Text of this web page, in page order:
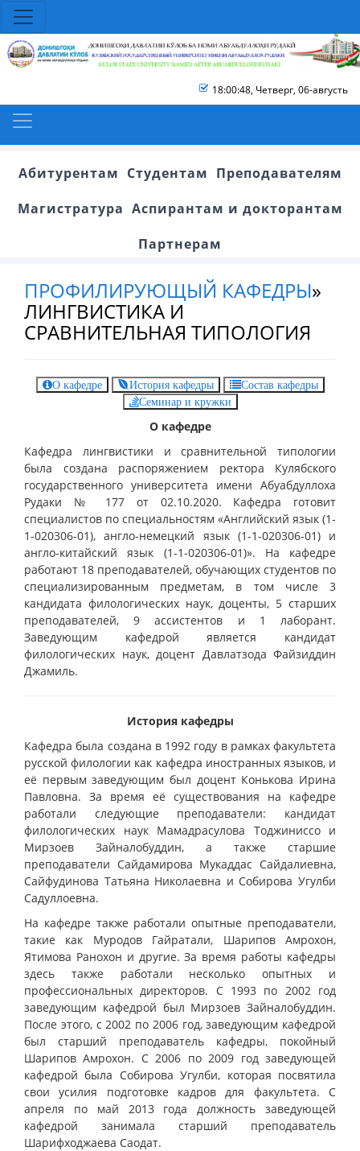
18:00:49, Четверг, 06-августь
Абитурентам Студентам Преподавателям
Магистратура Аспирантам и докторантам
Партнерам
ПРОФИЛИРУЮЩЫЙ КАФЕДРЫ»
ЛИНГВИСТИКА И
СРАВНИТЕЛЬНАЯ ТИПОЛОГИЯ
О кафедре История кафедры
Состав кафедры
Семинар и кружки
О кафедре
Кафедра лингвистики и сравнительной типологии
была создана распоряжением ректора Кулябского
государственного университета имени Абуабдуллоха
Рудаки № 177 от 02.10.2020. Кафедра готовит
специалистов по специальностям «Английский язык (1-
1-020306-01), англо-немецкий язык (1-1-020306-01) и
англо-китайский язык (1-1-020306-01)». На кафедре
работают 18 преподавателей, обучающих студентов по
специализированным предметам, в том числе 3
кандидата филологических наук, доценты, 5 старших
преподавателей, 9 ассистентов и 1 лаборант.
Заведующим кафедрой является кандидат
филологических наук, доцент Давлатзода Файзиддин
Джамиль.
История кафедры
Кафедра была создана в 1992 году в рамках факультета
русской филологии как кафедра иностранных языков, и
её первым заведующим был доцент Конькова Ирина
Павловна. За время её существования на кафедре
работали следующие преподаватели: кандидат
филологических наук Мамадрасулова Тоджиниссо и
Мирзоев Зайналобуддин, а также старшие
преподаватели Сайдамирова Мукаддас Сайдалиевна,
Сайфудинова Татьяна Николаевна и Собирова Угулби
Садуллоевна.
На кафедре также работали опытные преподаватели,
такие как Муродов Гайратали, Шарипов Амрохон,
Ятимова Ранохон и другие. За время работы кафедры
здесь также работали несколько опытных и
профессиональных директоров. С 1993 по 2002 год
заведующим кафедрой был Мирзоев Зайналобуддин.
После этого, с 2002 по 2006 год, заведующим кафедрой
был старший преподаватель кафедры, покойный
Шарипов Амрохон. С 2006 по 2009 год заведующей
кафедрой была Собирова Угулби, которая посвятила
свои усилия подготовке кадров для факультета. С
апреля по май 2013 года должность заведующей
кафедрой занимала старший преподаватель
Шарифходжаева Саодат.